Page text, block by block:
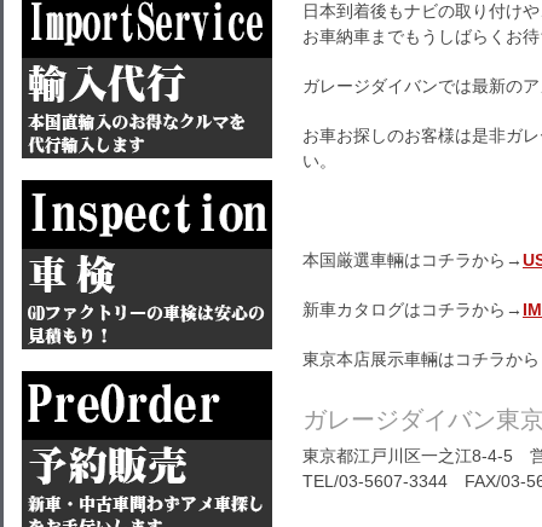
日本到着後もナビの取り付け
お車納車までもうしばらくお
ガレージダイバンでは最新の
お車お探しのお客様は是非ガ
い。
本国厳選車輛はコチラから→
新車カタログはコチラから→
東京本店展示車輛はコチラか
ガレージダイバン東
東京都江戸川区一之江8-4-5
TEL/03-5607-3344 FAX/03-